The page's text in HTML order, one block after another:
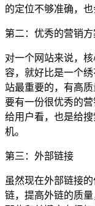
的定位不够准确，也
第二：优秀的营销方
对一个网站来说，
容，就好比是一个
站最重要的，有高
要有一份很优秀的
给用户看，也是给
机。
第三：外部链接
虽然现在外部链接
链，提高外链的质